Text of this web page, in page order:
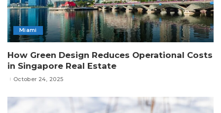
Miami
How Green Design Reduces Operational Costs
in Singapore Real Estate
October 24, 2025